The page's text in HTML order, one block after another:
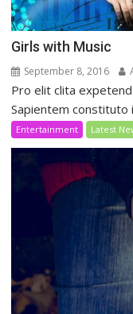
Girls with Music
September 8, 2016
Pro elit clita
Sapientem constituto
Entertainment Latest